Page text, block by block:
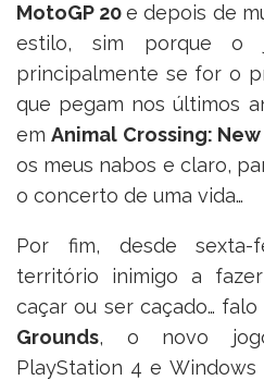
MotoGP 20e depois de
estilo, sim porque o
principalmente se for o
que pegam nos últimos
emAnimal Crossing:
os meus nabos e claro,
o concerto de uma vida…
Por fim, desde
território inimigo a
caçar ou ser caçado… falo
Grounds, o novo
PlayStation 4 e